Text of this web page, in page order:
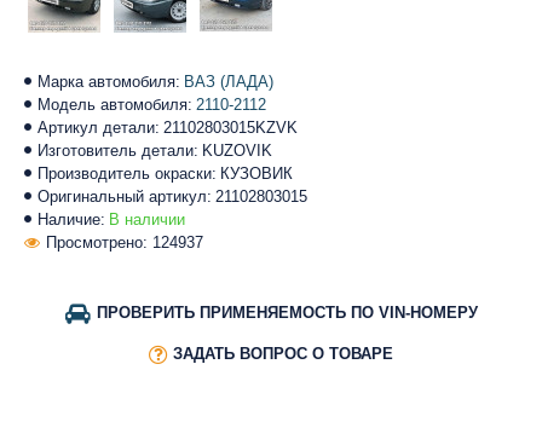
Наличие: В наличии
Марка автомобиля: ВАЗ (ЛАДА)
Модель автомобиля: 2110-2112
Артикул детали: 21102803015KZVK
Изготовитель детали: KUZOVIK
Производитель окраски: КУЗОВИК
Оригинальный артикул: 21102803015
Просмотрено: 124937
ПРОВЕРИТЬ ПРИМЕНЯЕМОСТЬ ПО VIN-НОМЕРУ
ЗАДАТЬ ВОПРОС О ТОВАРЕ